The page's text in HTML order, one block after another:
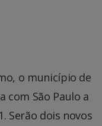
o município de
com São Paulo a
Serão dois novos